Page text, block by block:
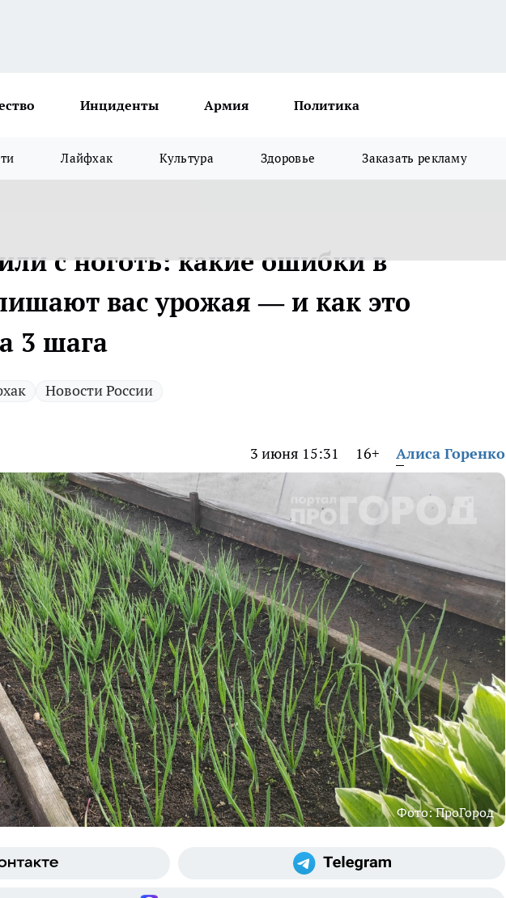
Инциденты Армия Политика
Лайфхак Культура Здоровье Заказать рекламу
с ноготь: какие ошибки в
вас урожая — и как это
3 шага
Новости России
3 июня 15:31 16+ Алиса Горенко
Фото: ПроГород